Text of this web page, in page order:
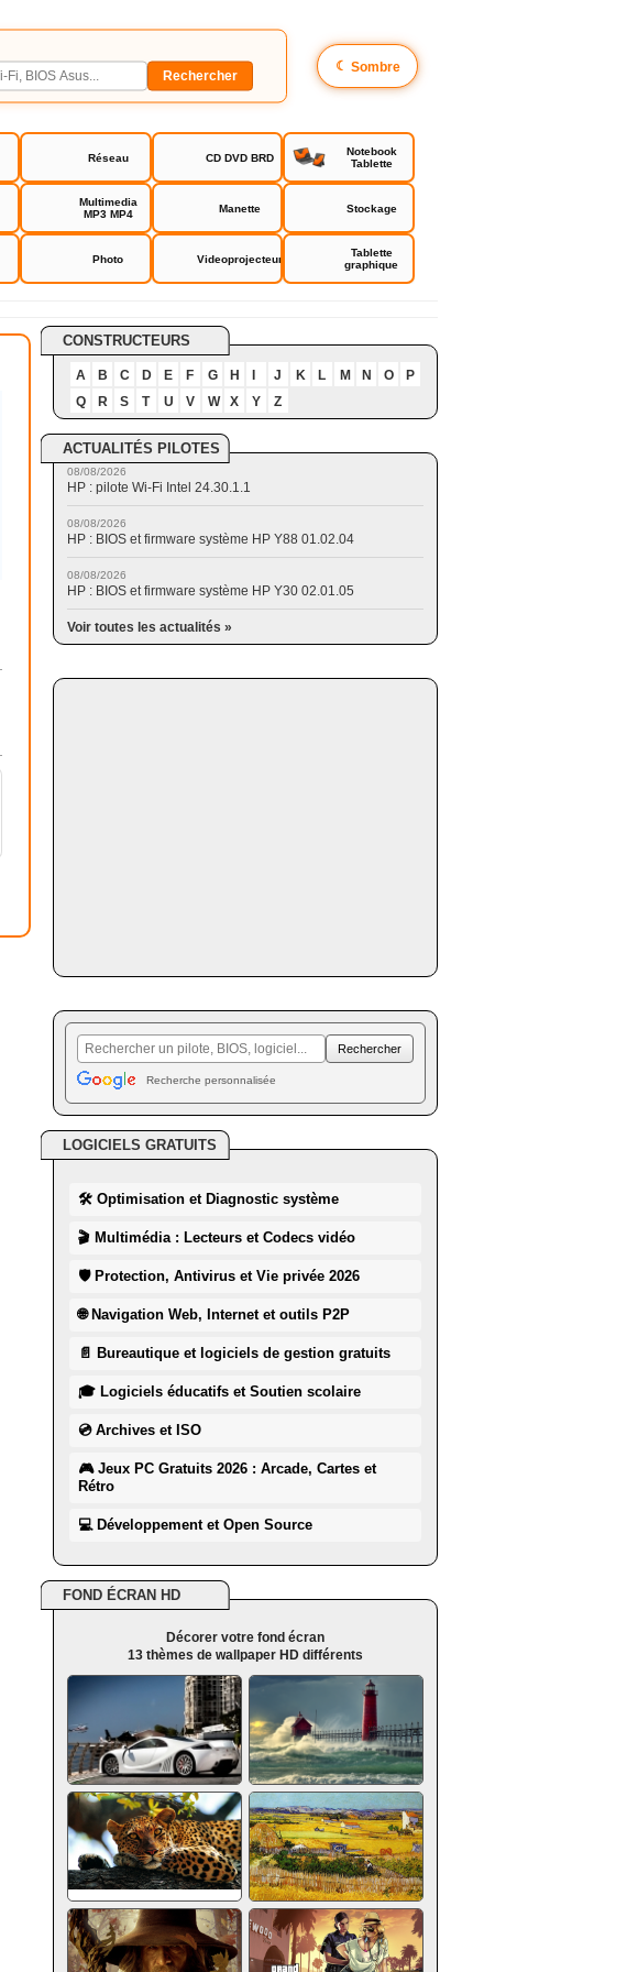
☾ Sombre
Réseau CD DVD BRD
Notebook
Tablette
Multimedia
MP3 MP4
Manette Stockage
Photo Videoprojecteur
Tablette
graphique
CONSTRUCTEURS
A B C D E F G H J K L M N O
P
Q
R S T U V W X Y Z
ACTUALITÉS PILOTES
08/08/2026
HP : pilote Wi-Fi Intel 24.30.1.1
08/08/2026
HP : BIOS et firmware système HP Y88 01.02.04
08/08/2026
HP : BIOS et firmware système HP Y30 02.01.05
Voir toutes les actualités »
Recherche personnalisée
LOGICIELS GRATUITS
🛠 Optimisation et Diagnostic système
🎬 Multimédia : Lecteurs et Codecs vidéo
🛡 Protection, Antivirus et Vie privée 2026
🌐 Navigation Web, Internet et outils P2P
📄 Bureautique et logiciels de gestion gratuits
🎓 Logiciels éducatifs et Soutien scolaire
💿 Archives et ISO
🎮 Jeux PC Gratuits 2026 : Arcade, Cartes et
Rétro
💻 Développement et Open Source
FOND ÉCRAN HD
Décorer votre fond écran
13 thèmes de wallpaper HD différents